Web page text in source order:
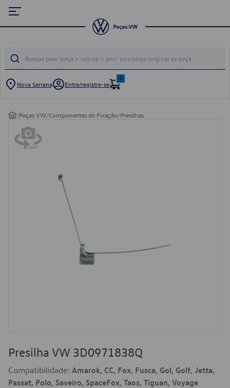
Nova Serrana Entre/registre-se
0
/Peças VW/Componentes de Fixação/Presilhas
Presilha VW 3D0971838Q
Compatibilidade: Amarok, CC, Fox, Fusca, Gol, Golf, Jetta,
Passat, Polo, Saveiro, SpaceFox, Taos, Tiguan, Voyage